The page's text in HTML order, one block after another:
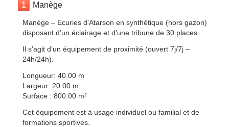
1 Manège
Manège – Ecuries d’Atarson en synthétique (hors gazon)
disposant d’un éclairage et d’une tribune de 30 places
Il s’agit d’un équipement de proximité (ouvert 7j/7j –
24h/24h).
Longueur: 40.00 m
Largeur: 20.00 m
Surface : 800.00 m²
Cet équipement est à usage individuel ou familial et de
formations sportives.